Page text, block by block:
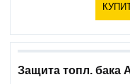
Защита топл. бака